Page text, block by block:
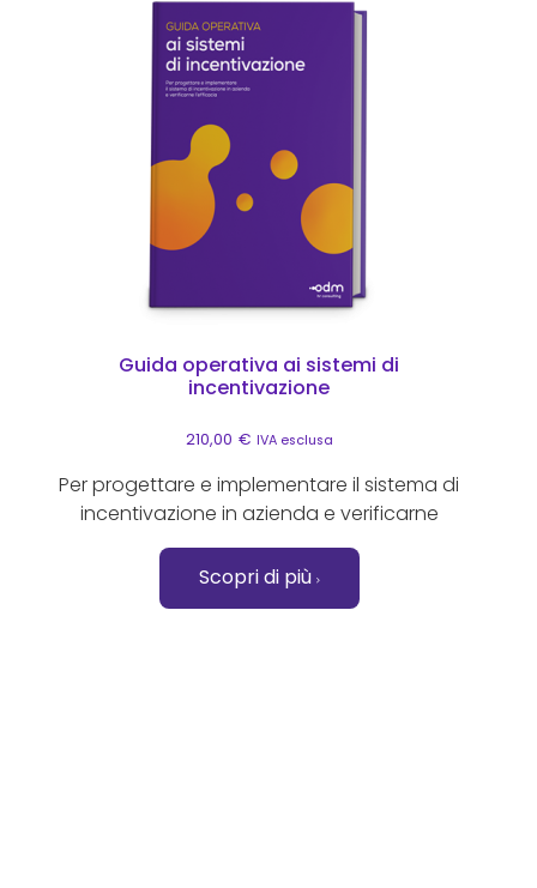
Guida operativa ai sistemi di
incentivazione
210,00 € IVA esclusa
Per progettare e implementare il sistema di
incentivazione in azienda e verificarne
Scopri di più
Questo prodotto ha più varianti. Le opzioni